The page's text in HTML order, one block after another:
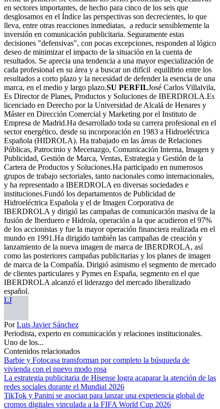
en sectores importantes, de hecho para cinco de los seis que
desglosamos en el Índice las perspectivas son decrecientes, lo que
lleva, entre otras reacciones inmediatas, a reducir sensiblemente la
inversión en comunicación publicitaria. Seguramente estas
decisiones "defensivas", con pocas excepciones, responden al lógico
deseo de minimizar el impacto de la situación en la cuenta de
resultados. Se aprecia una tendencia a una mayor especialización de
cada profesional en su área y a buscar un difícil equilibrio entre los
resultados a corto plazo y la necesidad de defender la esencia de una
marca, en el medio y largo plazo.SU PERFILJosé Carlos Villalvila,
Es Director de Planes, Productos y Soluciones de IBERDROLA.Es
licenciado en Derecho por la Universidad de Alcalá de Henares y
Máster en Dirección Comercial y Marketing por el Instituto de
Empresa de Madrid.Ha desarrollado toda su carrera profesional en el
sector energético, desde su incorporación en 1983 a Hidroeléctrica
Española (HIDROLA). Ha trabajado en las áreas de Relaciones
Públicas, Patrocinio y Mecenazgo, Comunicación Interna, Imagen y
Publicidad, Gestión de Marca, Ventas, Estrategia y Gestión de la
Cartera de Productos y Soluciones.Ha participado en numerosos
grupos de trabajo sectoriales, tanto nacionales como internacionales,
y ha representado a IBERDROLA en diversas sociedades e
instituciones.Fundó los departamentos de Publicidad de
Hidroeléctrica Española y el de Imagen Corporativa de
IBERDROLA y dirigió las campañas de comunicación masiva de la
fusión de Iberduero e Hidrola, operación a la que acudieron el 97%
de los accionistas y fue la mayor operación financiera realizada en el
mundo en 1991.Ha dirigido también las campañas de creación y
lanzamiento de la nueva imagen de marca de IBERDROLA, así
como las posteriores campañas publicitarias y los planes de imagen
de marca de la Compañía. Dirigió asimismo el segmento de mercado
de clientes particulares y Pymes en España, segmento en el que
IBERDROLA alcanzó el liderazgo del mercado liberalizado
español.
LJ
PorLuis Javier Sánchez
Periodista, experto en comunicación y relaciones institucionales.
Uno de los...
Contenidos relacionados
Barbie y Fotocasa transforman por completo la búsqueda de
vivienda con el nuevo modo rosa
La estrategia publicitaria de Hisense logra acaparar la atención de las
redes sociales durante el Mundial 2026
TikTok y Panini se asocian para lanzar una experiencia global de
cromos digitales vinculada a la FIFA World Cup 2026